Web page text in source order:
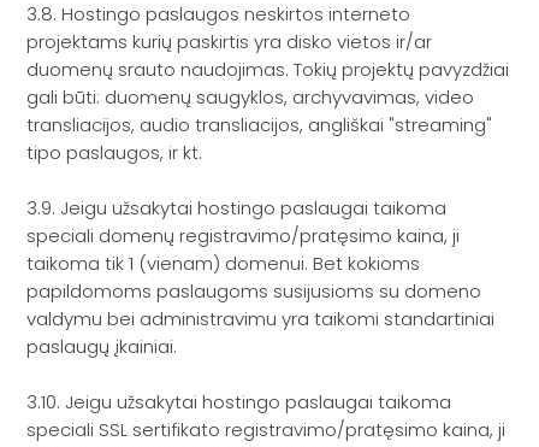
3.8. Hostingo paslaugos neskirtos interneto
projektams kurių paskirtis yra disko vietos ir/ar
duomenų srauto naudojimas. Tokių projektų pavyzdžiai
gali būti: duomenų saugyklos, archyvavimas, video
transliacijos, audio transliacijos, angliškai "streaming"
tipo paslaugos, ir kt.
3.9. Jeigu užsakytai hostingo paslaugai taikoma
speciali domenų registravimo/pratęsimo kaina, ji
taikoma tik 1 (vienam) domenui. Bet kokioms
papildomoms paslaugoms susijusioms su domeno
valdymu bei administravimu yra taikomi standartiniai
paslaugų įkainiai.
3.10. Jeigu užsakytai hostingo paslaugai taikoma
speciali SSL sertifikato registravimo/pratęsimo kaina, ji